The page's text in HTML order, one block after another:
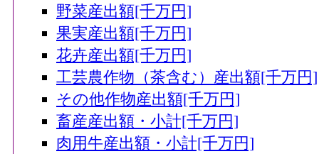
野菜産出額[千万円]
果実産出額[千万円]
花卉産出額[千万円]
工芸農作物（茶含む）産出額[千万円]
その他作物産出額[千万円]
畜産産出額・小計[千万円]
肉用牛産出額・小計[千万円]